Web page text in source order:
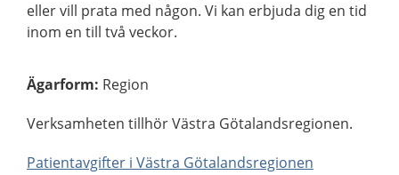
eller vill prata med någon. Vi kan erbjuda dig en tid
inom en till två veckor.
Ägarform: Region
Verksamheten tillhör Västra Götalandsregionen.
Patientavgifter i Västra Götalandsregionen